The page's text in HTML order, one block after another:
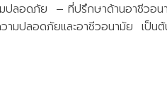
ลอดภัย – ที่ปรึกษาด้านอาชีวอนา
มปลอดภัยและอาชีวอนามัย เป็น